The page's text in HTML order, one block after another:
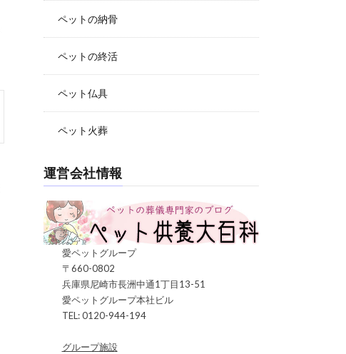
ペットの納骨
ペットの終活
ペット仏具
ペット火葬
運営会社情報
愛ペットグループ
〒660-0802
兵庫県尼崎市長洲中通1丁目13-51
愛ペットグループ本社ビル
TEL: 0120-944-194
グループ施設